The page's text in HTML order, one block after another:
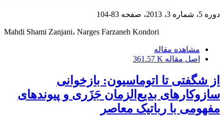
دوره 5، شماره 3، 2013، صفحه 83-104
Mahdi Shami Zanjani، Narges Farzaneh Kondori
مشاهده مقاله
اصل مقاله 361.57 K
از شگفتی تا اتوماسیون: بازخوانی
سازوکارهای بدیع‌الزمان جَزَری و پیوندهای
مفهومی با رباتیک معاصر